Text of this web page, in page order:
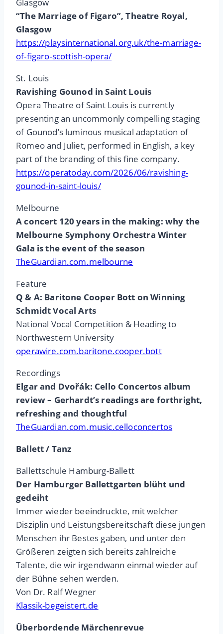
“The Marriage of Figaro”, Theatre Royal,
Glasgow
https://playsinternational.org.uk/the-marriage-
of-figaro-scottish-opera/
St. Louis
Ravishing Gounod in Saint Louis
Opera Theatre of Saint Louis is currently
presenting an uncommonly compelling staging
of Gounod’s luminous musical adaptation of
Romeo and Juliet, performed in English, a key
part of the branding of this fine company.
https://operatoday.com/2026/06/ravishing-
gounod-in-saint-louis/
Melbourne
A concert 120 years in the making: why the
Melbourne Symphony Orchestra Winter
Gala is the event of the season
TheGuardian.com.melbourne
Feature
Q & A: Baritone Cooper Bott on Winning
Schmidt Vocal Arts
National Vocal Competition & Heading to
Northwestern University
operawire.com.baritone.cooper.bott
Recordings
Elgar and Dvořák: Cello Concertos album
review – Gerhardt’s readings are forthright,
refreshing and thoughtful
TheGuardian.com.music.celloconcertos
Ballett / Tanz
Ballettschule Hamburg-Ballett
Der Hamburger Ballettgarten blüht und
gedeiht
Immer wieder beeindruckte, mit welcher
Disziplin und Leistungsbereitschaft diese jungen
Menschen ihr Bestes gaben, und unter den
Größeren zeigten sich bereits zahlreiche
Talente, die wir irgendwann einmal wieder auf
der Bühne sehen werden.
Von Dr. Ralf Wegner
Klassik-begeistert.de
Überbordende Märchenrevue